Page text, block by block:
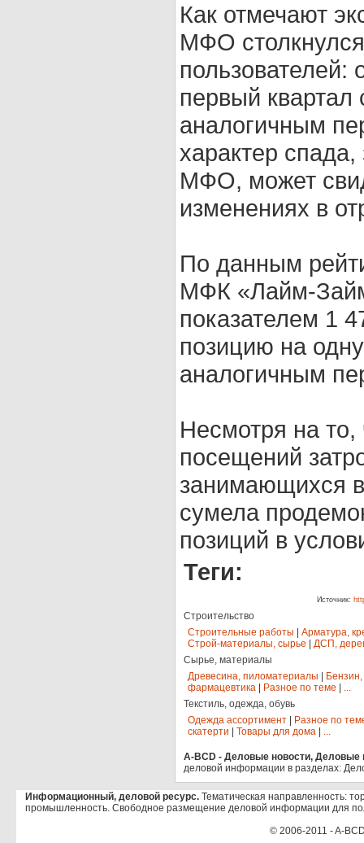
Как отмечают
МФО
первый квартал
аналогичным
характер
МФО, может
изменениях в
По данным
МФК «Лайм-
показателем 1
позицию на
аналогичным
Несмотря на то,
посещений
занимающихся
сумела
позиций в
Теги:
Источник:
Строительство
Строительные работы
Арматура,
Строй-материалы, сырье
ДСП,
Сырье, материалы
Древесина, пиломатериалы
фармацевтика
Разное по теме
...
Текстиль, одежда, обувь
Одежда ассортимент
Разное по
скатерти
Товары для дома ...
A-BCD - Деловые новости, Деловые
деловой информации в разделах:
Информационный, деловой ресурс. Тематическая направленность:
промышленность. Свободное размещение деловой информации для
© 2006-2011 - A-